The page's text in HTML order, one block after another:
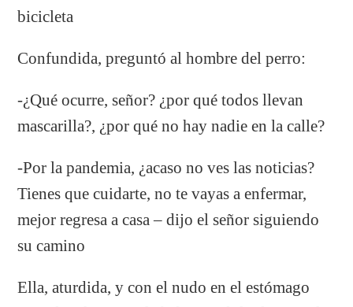
bicicleta
Confundida, preguntó al hombre del perro:
-¿Qué ocurre, señor? ¿por qué todos llevan
mascarilla?, ¿por qué no hay nadie en la calle?
-Por la pandemia, ¿acaso no ves las noticias?
Tienes que cuidarte, no te vayas a enfermar,
mejor regresa a casa – dijo el señor siguiendo
su camino
Ella, aturdida, y con el nudo en el estómago